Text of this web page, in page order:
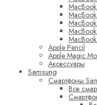
Apple Pencil
Apple Magic
Аксессуары
Samsung
Смартфоны
Все